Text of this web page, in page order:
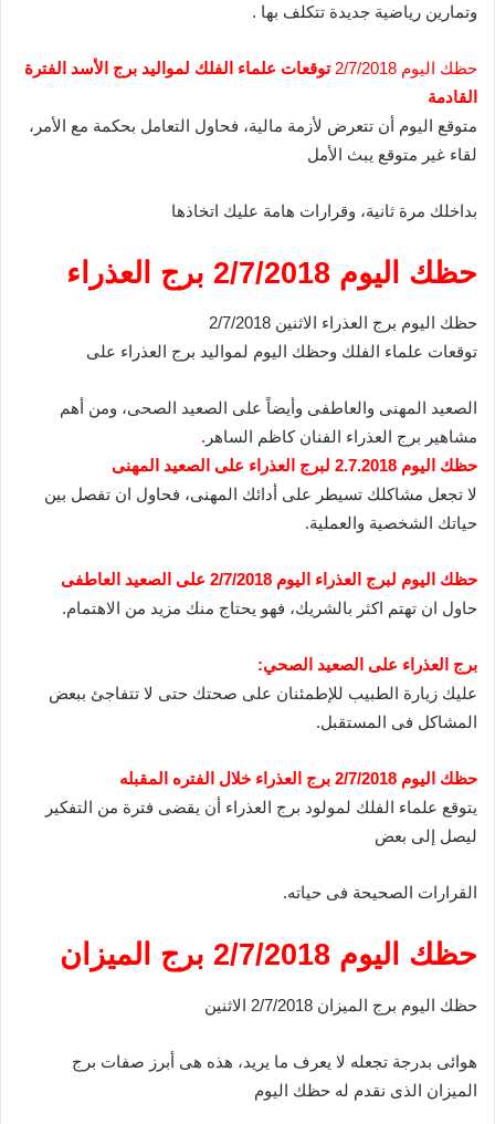
وتمارين رياضية جديدة تتكلف بها .
حظك اليوم 2/7/2018
توقعات علماء الفلك لمواليد برج الأسد الفترة
القادمة
متوقع اليوم أن تتعرض لأزمة مالية، فحاول التعامل بحكمة مع الأمر،
لقاء غير متوقع يبث الأمل
بداخلك مرة ثانية، وقرارات هامة عليك اتخاذها
حظك اليوم 2/7/2018 برج العذراء
حظك اليوم برج العذراء الاثنين 2/7/2018
توقعات علماء الفلك وحظك اليوم لمواليد برج العذراء على
الصعيد المهنى والعاطفى وأيضاً على الصعيد الصحى، ومن أهم
مشاهير برج العذراء الفنان كاظم الساهر.
حظك اليوم 2.7.2018 لبرج العذراء على الصعيد المهنى
لا تجعل مشاكلك تسيطر على أدائك المهنى، فحاول ان تفصل بين
حياتك الشخصية والعملية.
حظك اليوم لبرج العذراء اليوم 2/7/2018 على الصعيد العاطفى
حاول ان تهتم اكثر بالشريك، فهو يحتاج منك مزيد من الاهتمام.
برج العذراء على الصعيد الصحي:
عليك زيارة الطبيب للإطمئنان على صحتك حتى لا تتفاجئ ببعض
المشاكل فى المستقبل.
حظك اليوم 2/7/2018 برج العذراء خلال الفتره المقبله
يتوقع علماء الفلك لمولود برج العذراء أن يقضى فترة من التفكير
ليصل إلى بعض
القرارات الصحيحة فى حياته.
حظك اليوم 2/7/2018 برج الميزان
حظك اليوم برج الميزان 2/7/2018 الاثنين
هوائى بدرجة تجعله لا يعرف ما يريد، هذه هى أبرز صفات برج
الميزان الذى نقدم له حظك اليوم